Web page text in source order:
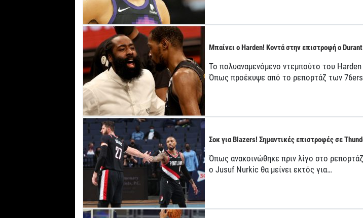
Μπαίνει ο Harden! Κοντά στην επιστροφή ο Durant
Το πολυαναμενόμενο ντεμπούτο του Harden
Όπως προέκυψε από το ρεπορτάζ των
Σοκ για Blazers! Σημαντικές επιστροφές σε
Όπως ανακοινώθηκε πριν λίγο στο
o Jusuf Nurkic θα μείνει εκτός για…